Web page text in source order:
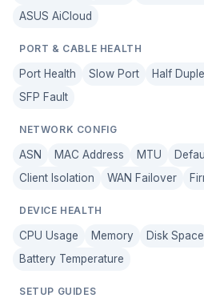
ASUS AiCloud
PORT & CABLE HEALTH
Port Health Slow Port Half
SFP Fault
NETWORK CONFIG
ASN MAC Address MTU
Client Isolation
WAN Failover
DEVICE HEALTH
CPU Usage Memory Disk Space
Battery Temperature
SETUP GUIDES